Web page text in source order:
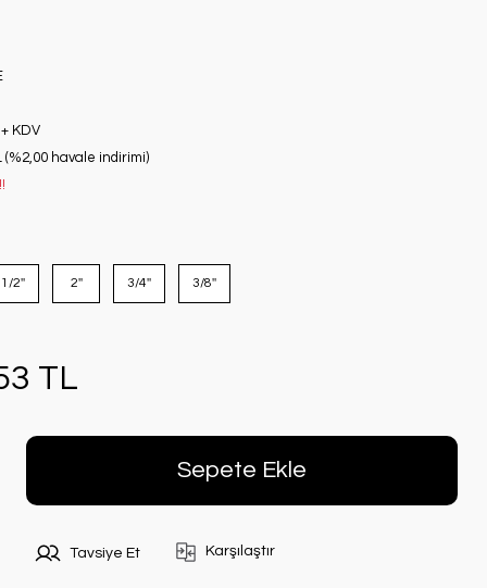
KDV
(%2,00 havale indirimi)
1/2'' 2'' 3/4'' 3/8''
TL
Sepete Ekle
Tavsiye Et Karşılaştır